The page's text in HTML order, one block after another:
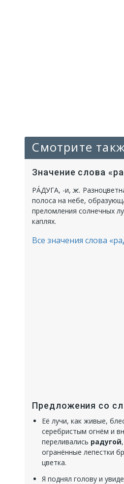
Смотрите
Значение слова
РА́ДУГА, -и,ж.
полоса на небе,
преломления солнечных
каплях.
Все значения слова
Предложения со
Её лучи, как живые,
серебристым огнём и
переливались радугой
огранённые лепестки
цветка.
Я поднял голову и